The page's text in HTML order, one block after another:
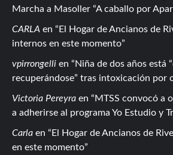
Marcha a Masoller “A caballo por
CARLA en
El Hogar de Ancianos de
internos en este momento
vpirrongelli en
Niña de dos años está
recuperándose” tras intoxicación por
Victoria Pereyra en
MTSS convocó a
a adherirse al programa Yo Estudio y
Carla en
El Hogar de Ancianos de
en este momento